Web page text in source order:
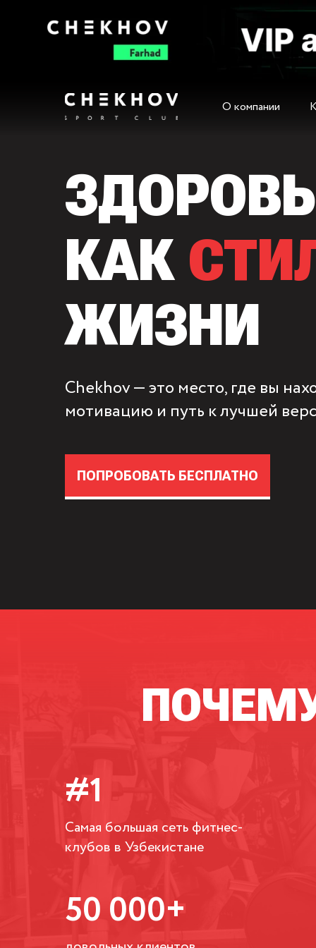
О компании
Chekhov — это место, где вы
мотивацию и путь к лучшей
ПОПРОБОВАТЬ БЕСПЛАТНО
КАК
ЖИЗНИ
О компании
Самая большая сеть фитнес-
клубов в Узбекистане
#1
50 000+